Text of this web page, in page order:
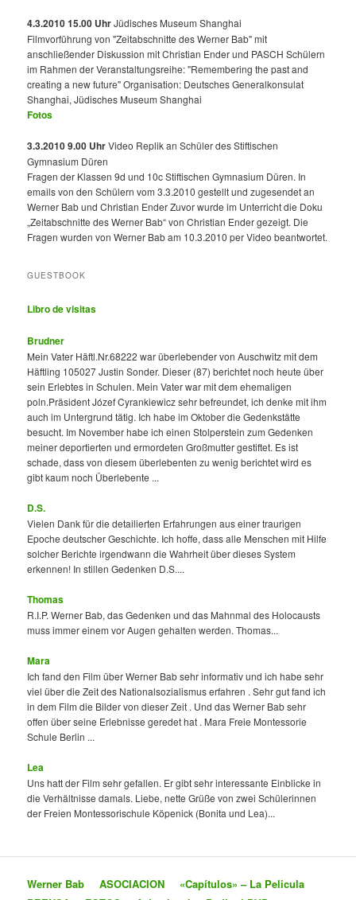
4.3.2010 15.00 UhrJüdisches Museum Shanghai
Filmvorführung von "Zeitabschnitte des Werner Bab" mit
anschließender Diskussion mit Christian Ender und PASCH Schülern
im Rahmen der Veranstaltungsreihe: "Remembering the past and
creating a new future" Organisation: Deutsches Generalkonsulat
Shanghai, Jüdisches Museum Shanghai
Fotos
3.3.2010 9.00 UhrVideo Replik an Schüler des Stiftischen
Gymnasium Düren
Fragen der Klassen 9d und 10c Stiftischen Gymnasium Düren. In
emails von den Schülern vom 3.3.2010 gestellt und zugesendet an
Werner Bab und Christian Ender Zuvor wurde im Unterricht die Doku
„Zeitabschnitte des Werner Bab“ von Christian Ender gezeigt. Die
Fragen wurden von Werner Bab am 10.3.2010 per Video beantwortet.
GUESTBOOK
Libro de visitas
Brudner
Mein Vater Häftl.Nr.68222 war überlebender von Auschwitz mit dem
Häftling 105027 Justin Sonder. Dieser (87) berichtet noch heute über
sein Erlebtes in Schulen. Mein Vater war mit dem ehemaligen
poln.Präsident Józef Cyrankiewicz sehr befreundet, ich denke mit ihm
auch im Untergrund tätig. Ich habe im Oktober die Gedenkstätte
besucht. Im November habe ich einen Stolperstein zum Gedenken
meiner deportierten und ermordeten Großmutter gestiftet. Es ist
schade, dass von diesem überlebenten zu wenig berichtet wird es
gibt kaum noch Überlebente ...
D.S.
Vielen Dank für die detailierten Erfahrungen aus einer traurigen
Epoche deutscher Geschichte. Ich hoffe, dass alle Menschen mit Hilfe
solcher Berichte irgendwann die Wahrheit über dieses System
erkennen! In stillen Gedenken D.S....
Thomas
R.I.P. Werner Bab, das Gedenken und das Mahnmal des Holocausts
muss immer einem vor Augen gehalten werden. Thomas...
Mara
Ich fand den Film über Werner Bab sehr informativ und ich habe sehr
viel über die Zeit des Nationalsozialismus erfahren . Sehr gut fand ich
in dem Film die Bilder von dieser Zeit . Und das Werner Bab sehr
offen über seine Erlebnisse geredet hat . Mara Freie Montessorie
Schule Berlin ...
Lea
Uns hatt der Film sehr gefallen. Er gibt sehr interessante Einblicke in
die Verhältnisse damals. Liebe, nette Grüße von zwei Schülerinnen
der Freien Montessorischule Köpenick (Bonita und Lea)...
Werner Bab ASOCIACION
«Capítulos» – La Pelicula